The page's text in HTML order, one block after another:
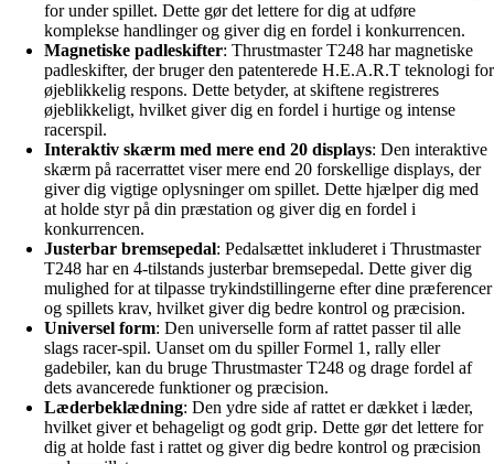
for under spillet. Dette gør det lettere for dig at udføre
komplekse handlinger og giver dig en fordel i konkurrencen.
Magnetiske padleskifter: Thrustmaster T248 har magnetiske
padleskifter, der bruger den patenterede H.E.A.R.T teknologi for
øjeblikkelig respons. Dette betyder, at skiftene registreres
øjeblikkeligt, hvilket giver dig en fordel i hurtige og intense
racerspil.
Interaktiv skærm med mere end 20 displays: Den interaktive
skærm på racerrattet viser mere end 20 forskellige displays, der
giver dig vigtige oplysninger om spillet. Dette hjælper dig med
at holde styr på din præstation og giver dig en fordel i
konkurrencen.
Justerbar bremsepedal: Pedalsættet inkluderet i Thrustmaster
T248 har en 4-tilstands justerbar bremsepedal. Dette giver dig
mulighed for at tilpasse trykindstillingerne efter dine præferencer
og spillets krav, hvilket giver dig bedre kontrol og præcision.
Universel form: Den universelle form af rattet passer til alle
slags racer-spil. Uanset om du spiller Formel 1, rally eller
gadebiler, kan du bruge Thrustmaster T248 og drage fordel af
dets avancerede funktioner og præcision.
Læderbeklædning: Den ydre side af rattet er dækket i læder,
hvilket giver et behageligt og godt grip. Dette gør det lettere for
dig at holde fast i rattet og giver dig bedre kontrol og præcision